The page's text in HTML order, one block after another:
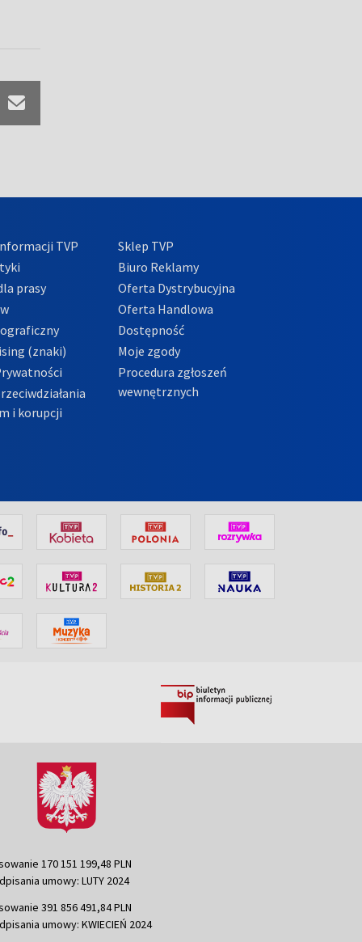
TVP
prasy
(znaki)
i korupcji
Sklep TVP
Biuro Reklamy
Oferta Dystrybucyjna
Oferta Handlowa
Dostępność
Moje zgody
Procedura zgłoszeń
wewnętrznych
170 151 199,48 PLN
umowy: LUTY 2024
391 856 491,84 PLN
umowy: KWIECIEŃ 2024